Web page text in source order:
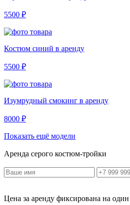
5500 ₽
Костюм синий в аренду
5500 ₽
Изумрудный смокинг в аренду
8000 ₽
Показать ещё модели
Аренда серого костюм-тройки
Цена за аренду фиксирована на